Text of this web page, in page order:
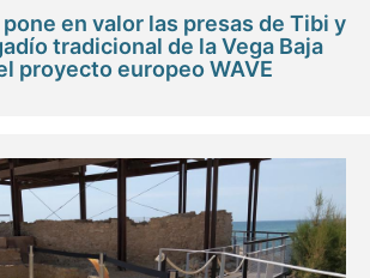
en valor las presas de Tibi y
tradicional de la Vega Baja
proyecto europeo WAVE